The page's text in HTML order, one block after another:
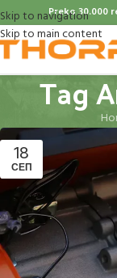
Skip to navigation
Skip to main content
Preko 30.000
Tag
18
СЕП